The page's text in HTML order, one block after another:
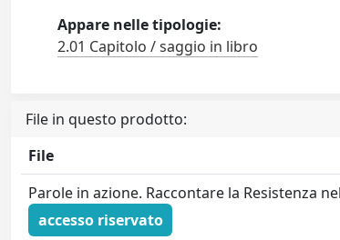
Appare nelle tipologie:
2.01 Capitolo / saggio in libro
File in questo prodotto:
File
Parole in azione. Raccontare la Resistenza
accesso riservato